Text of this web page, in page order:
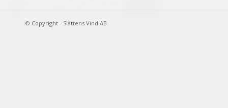
© Copyright - Slättens Vind AB